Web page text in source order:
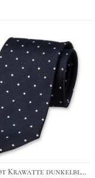
Polka Dot Krawatte dunkelblau